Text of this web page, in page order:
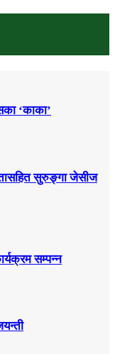
‘काका’
सुरुङ्गा जेसीज
सम्पन्न